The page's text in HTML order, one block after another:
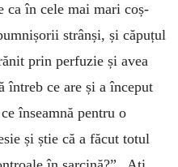
ca în cele mai mari coș­
strânși, și căpuțul
prin perfuzie și avea
ce are și a î­n­ceput
înseam­nă pentru o
și știe că a făcut totul